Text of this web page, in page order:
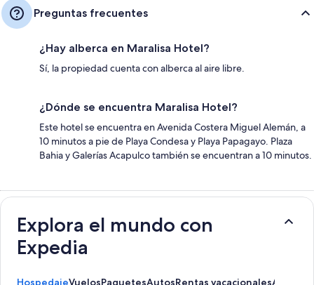
Preguntas frecuentes
¿Hay alberca en Maralisa Hotel?
Sí, la propiedad cuenta con alberca al aire libre.
¿Dónde se encuentra Maralisa Hotel?
Este hotel se encuentra en Avenida Costera Miguel Alemán, a
10 minutos a pie de Playa Condesa y Playa Papagayo. Plaza
Bahia y Galerías Acapulco también se encuentran a 10 minutos.
Explora el mundo con
Expedia
HospedajeVuelosPaquetesAutosRentas vacacionales